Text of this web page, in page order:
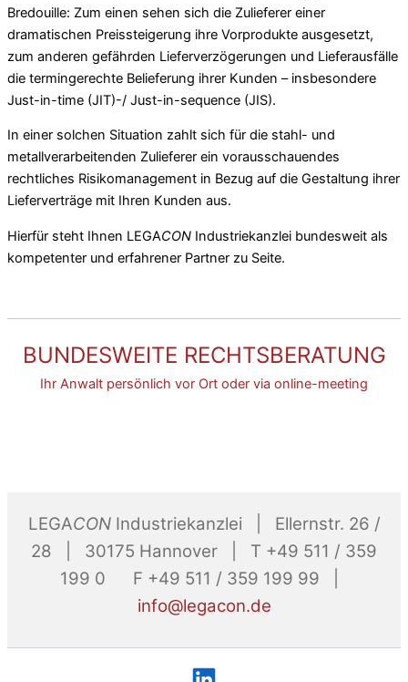
Bredouille: Zum einen sehen sich die Zulieferer einer
dramatischen Preissteigerung ihre Vorprodukte ausgesetzt,
zum anderen gefährden Lieferverzögerungen und Lieferausfälle
die termingerechte Belieferung ihrer Kunden – insbesondere
Just-in-time (JIT)-/ Just-in-sequence (JIS).
In einer solchen Situation zahlt sich für die stahl- und
metallverarbeitenden Zulieferer ein vorausschauendes
rechtliches Risikomanagement in Bezug auf die Gestaltung ihrer
Lieferverträge mit Ihren Kunden aus.
Hierfür steht Ihnen LEGACON Industriekanzlei bundesweit als
kompetenter und erfahrener Partner zu Seite.
BUNDESWEITE RECHTSBERATUNG
Ihr Anwalt persönlich vor Ort oder via online-meeting
LEGACONIndustriekanzlei | Ellernstr. 26 /
28 | 30175 Hannover | T +49 511 / 359
199 0 F +49 511 / 359 199 99 |
info@legacon.de